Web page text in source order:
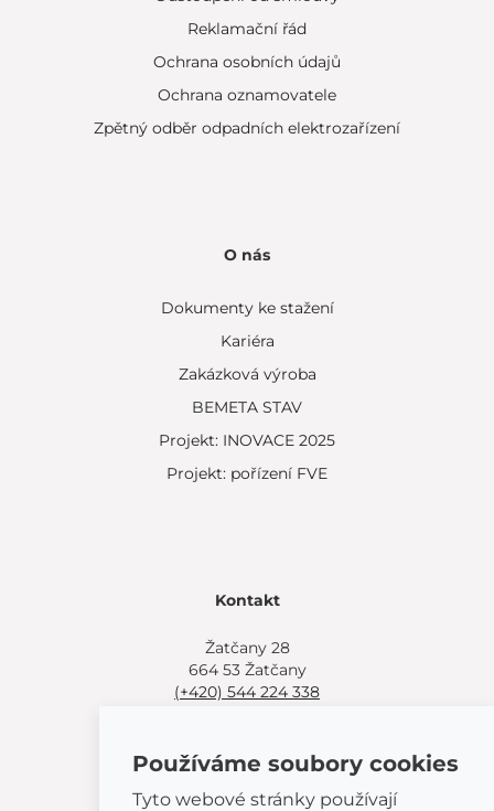
Reklamační řád
Ochrana osobních údajů
Ochrana oznamovatele
Zpětný odběr odpadních elektrozařízení
O nás
Dokumenty ke stažení
Kariéra
Zakázková výroba
BEMETA STAV
Projekt: INOVACE 2025
Projekt: pořízení FVE
Kontakt
Žatčany 28
664 53 Žatčany
(+420) 544 224 338
Další možnosti nákupu:
Najděte si prodejce poblíž.
Používáme soubory cookies
Tyto webové stránky používají